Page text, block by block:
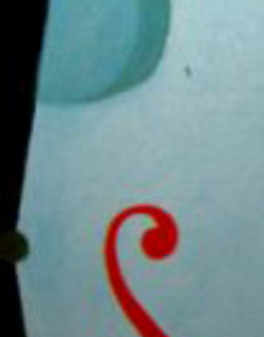
content